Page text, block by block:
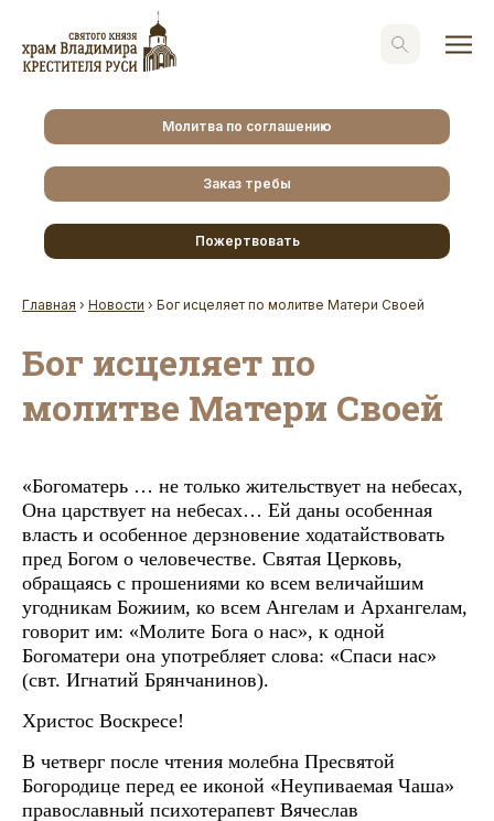
Молитва по соглашению
Заказ требы
Пожертвовать
Главная › Новости › Бог исцеляет по молитве Матери Своей
Бог исцеляет по
молитве Матери Своей
«Богоматерь … не только жительствует на небесах,
Она царствует на небесах… Ей даны особенная
власть и особенное дерзновение ходатайствовать
пред Богом о человечестве. Святая Церковь,
обращаясь с прошениями ко всем величайшим
угодникам Божиим, ко всем Ангелам и Архангелам,
говорит им: «Молите Бога о нас», к одной
Богоматери она употребляет слова: «Спаси нас»
(свт. Игнатий Брянчанинов).
Христос Воскресе!
В четверг после чтения молебна Пресвятой
Богородице перед ее иконой «Неупиваемая Чаша»
православный психотерапевт Вячеслав